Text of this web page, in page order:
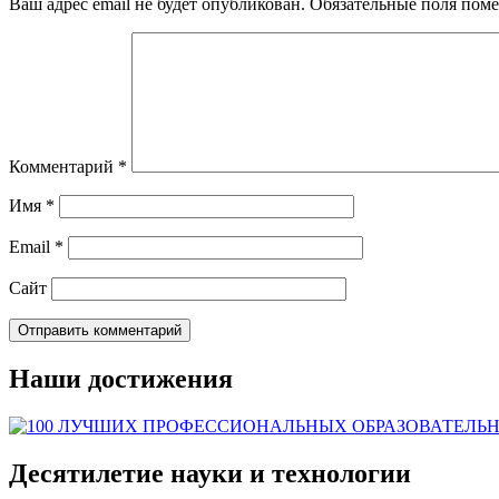
Ваш адрес email не будет опубликован. Обязательные поля
Комментарий *
Имя *
Email *
Сайт
Наши достижения
Десятилетие науки и технологии